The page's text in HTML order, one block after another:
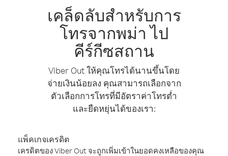
เคล็ดลับสำหรับการ
โทรจากพม่า ไป
คีร์กีซสถาน
Viber Out ให้คุณโทรได้นานขึ้นโดย
จ่ายเงินน้อยลง คุณสามารถเลือกจาก
ตัวเลือกการโทรที่มีอัตราค่าโทรต่ำ
และยืดหยุ่นได้ของเรา:
แพ็คเกจเครดิต
เครดิตของ Viber Out จะถูกเพิ่มเข้าในยอดคงเหลือของคุณ